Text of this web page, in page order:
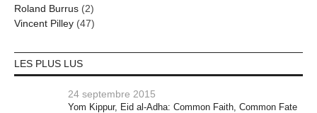
Roland Burrus (2)
Vincent Pilley (47)
LES PLUS LUS
24 septembre 2015
Yom Kippur, Eid al-Adha: Common Faith, Common Fate